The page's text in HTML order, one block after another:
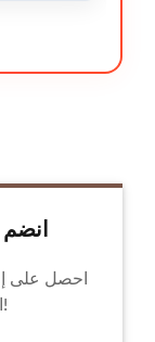
انضم
احصل على
اللياقة البدنية والتغذية لدينا!